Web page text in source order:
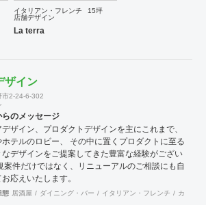
イタリアン・フレンチ
15坪
店舗デザイン
La terra
ザイン
市2-24-6-302
らのメッセージ
ザイン、プロダクトデザインを主にこれまで、
テルのロビー、 その中に置くプロダクトに至る
なデザインをご提案してきた豊富な経験がござい
案件だけではなく、リニューアルのご相談にも自
応えいたします。
態 居酒屋 ダイニング・バー イタリアン・フレンチ カフェ